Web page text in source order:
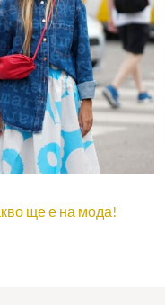
ще е на мода!